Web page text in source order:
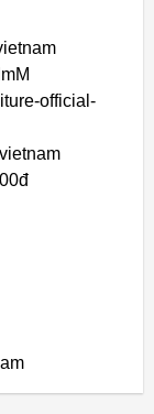
official-